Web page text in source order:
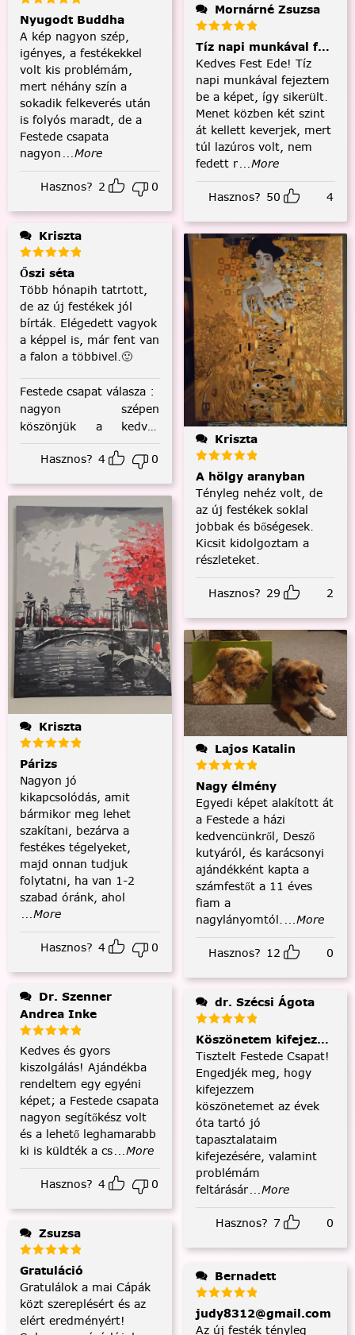
Nyugodt Buddha
A kép nagyon szép,
igényes, a festékekkel
volt kis problémám,
mert néhány szín a
sokadik felkeverés után
is folyós maradt, de a
Festede csapata
nagyon ...More
Hasznos? 2 0
Kriszta
Őszi séta
Több hónapih tatrtott,
de az új festékek jól
bírták. Elégedett vagyok
a képpel is, már fent van
a falon a többivel.🙂
Festede csapat válasza :
nagyon szépen
köszönjük a kedves
visszajelzést! :)
Hasznos? 4 0
Kriszta
Párizs
Nagyon jó
kikapcsolódás, amit
bármikor meg lehet
szakítani, bezárva a
festékes tégelyeket,
majd onnan tudjuk
folytatni, ha van 1-2
szabad óránk, ahol
...More
Hasznos? 4 0
Andrea Inke
Kedves és gyors
kiszolgálás! Ajándékba
rendeltem egy egyéni
képet; a Festede csapata
nagyon segítőkész volt
és a lehető leghamarabb
ki is küldték a cs...More
Hasznos? 4 0
Zsuzsa
Gratuláció
Gratulálok a mai Cápák
közt szereplésért és az
elért eredményért!
Mornárné Zsuzsa
Tíz napi munkával
Kedves Fest Ede! Tíz
napi munkával fejeztem
be a képet, így sikerült.
Menet közben két szint
át kellett keverjek, mert
túl lazúros volt, nem
fedett r...More
Hasznos? 50 4
Kriszta
A hölgy aranyban
Tényleg nehéz volt, de
az új festékek soklal
jobbak és bőségesek.
Kicsit kidolgoztam a
részleteket.
Hasznos? 29 2
Lajos Katalin
Nagy élmény
Egyedi képet alakított át
a Festede a házi
kedvencünkről, Desző
kutyáról, és karácsonyi
ajándékként kapta a
számfestőt a 11 éves
fiam a
nagylányomtól. ...More
Hasznos? 12 0
dr. Szécsi Ágota
Köszönetem kifejezése
Tisztelt Festede Csapat!
Engedjék meg, hogy
kifejezzem
köszönetemet az évek
óta tartó jó
tapasztalataim
kifejezésére, valamint
problémám
feltárásár...More
Hasznos? 7 0
Bernadett
judy8312@gmail.com
Az új festék tényleg